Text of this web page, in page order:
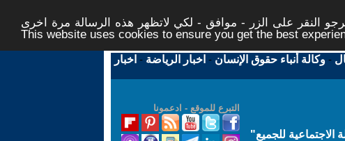
النقر على الزر - موافق - لكي لاتظهر هذه الرسالة مرة اخرى -
This website uses cookies to ensure you get the best
-وكالة أنباء حقوق الإنسان - اخبار الرياضة - اخبار
التبرع للموقع - ادعمونا
للجميع"